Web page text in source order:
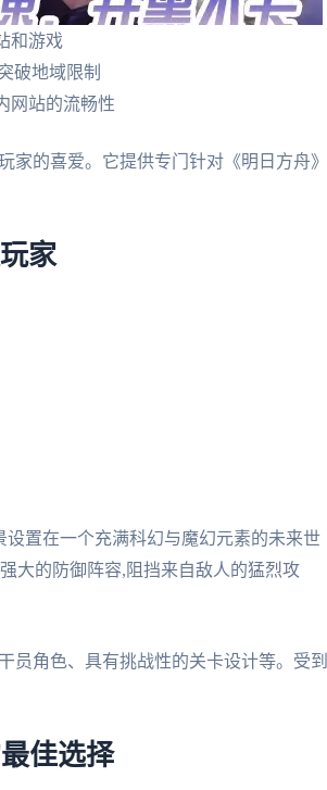
和游戏
破地域限制
网站的流畅性
家的喜爱。它提供专门针对《明日方舟》
家
设置在一个充满科幻与魔幻元素的未来世
大的防御阵容,阻挡来自敌人的猛烈攻
员角色、具有挑战性的关卡设计等。受到
佳选择